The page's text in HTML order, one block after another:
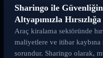
Sharingo ile
Altyapımızla
Araç kiralama sektöründe
maliyetlere ve itibar
sorundur. Sharingo olarak,